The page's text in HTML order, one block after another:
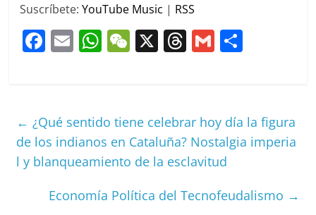
Suscríbete:YouTube Music | RSS
F
b
o
o
k
E W
A
p
p
W
at
X T
d
s
G
ar
tir
← ¿Qué sentido tiene celebrar hoy día la figura
de los indianos en Cataluña? Nostalgia imperia
l y blanqueamiento de la esclavitud
Economía Política del Tecnofeudalismo →